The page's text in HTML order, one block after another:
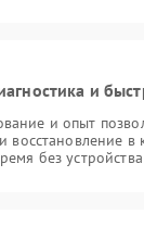
и
и опыт
восстановление в
без устройства